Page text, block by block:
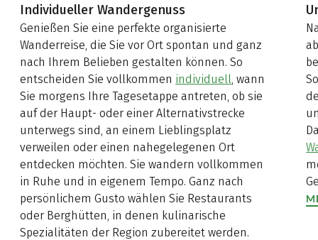
weiten
Almlandschaften,
charmanten
Weinbergen oder
Gipfelglück? Hier
finden Sie zahlreiche
Reiseinspirationen für
einen Wander-
Kurzurlaub. Dabei
müssen Sie
keineswegs weit in die
Ferne schweifen. Auf
den nachfolgenden
Reisetipps genießen
Ihnen besonders ans
Herz legen möchten.
Individueller Wandergenuss
Genießen Sie eine perfekte organisierte
Wanderreise, die Sie vor Ort spontan und ganz
nach Ihrem Belieben gestalten können. So
entscheiden Sie vollkommen individuell, wann
Sie morgens Ihre Tagesetappe antreten, ob sie
auf der Haupt- oder einer Alternativstrecke
unterwegs sind, an einem Lieblingsplatz
verweilen oder einen nahegelegenen Ort
entdecken möchten. Sie wandern vollkommen
in Ruhe und in eigenem Tempo. Ganz nach
persönlichem Gusto wählen Sie Restaurants
oder Berghütten, in denen kulinarische
Spezialitäten der Region zubereitet werden.